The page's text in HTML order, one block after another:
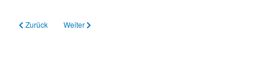
Vorheriger Beitrag: 20.03.2024 Psychotherapie in RLP: LPK-Newsletter 4/
Zurück Nächster Beitrag: 14.03.2024 Bewerbung mit Jugendlichen
Weiter